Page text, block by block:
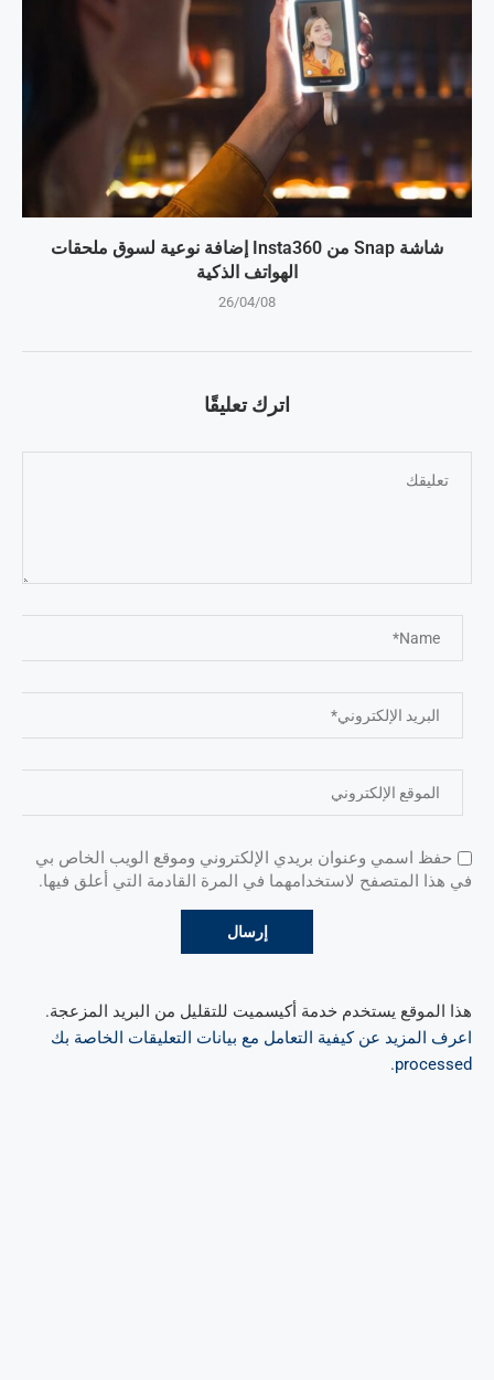
شاشة Snap من Insta360 إضافة نوعية لسوق ملحقات
الهواتف الذكية
26/04/08
اترك تعليقًا
حفظ اسمي وعنوان بريدي الإلكتروني وموقع الويب الخاص بي
في هذا المتصفح لاستخدامهما في المرة القادمة التي أعلق فيها.
هذا الموقع يستخدم خدمة أكيسميت للتقليل من البريد المزعجة.
اعرف المزيد عن كيفية التعامل مع بيانات التعليقات الخاصة بك
processed
.